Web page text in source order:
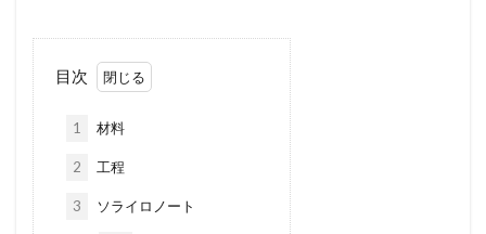
目次
1 材料
2 工程
3 ソライロノート